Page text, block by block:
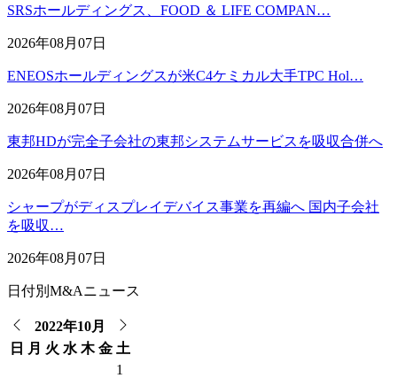
SRSホールディングス、FOOD ＆ LIFE COMPAN…
2026年08月07日
ENEOSホールディングスが米C4ケミカル大手TPC Hol…
2026年08月07日
東邦HDが完全子会社の東邦システムサービスを吸収合併へ
2026年08月07日
シャープがディスプレイデバイス事業を再編へ 国内子会社
を吸収…
2026年08月07日
日付別M&Aニュース
2022年10月
日
月 火 水 木 金 土
1